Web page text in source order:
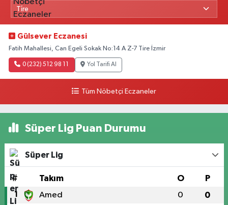
Gülsever Eczanesi
Fatih Mahallesi, Can Egeli Sokak No:14 A Z-7 Tire İzmir
0 (232) 512 98 11 Yol Tarifi Al
Tüm Nöbetçi Eczaneler
Süper Lig Puan Durumu
Süper Lig
# Takım O P
1 Amed 0 0